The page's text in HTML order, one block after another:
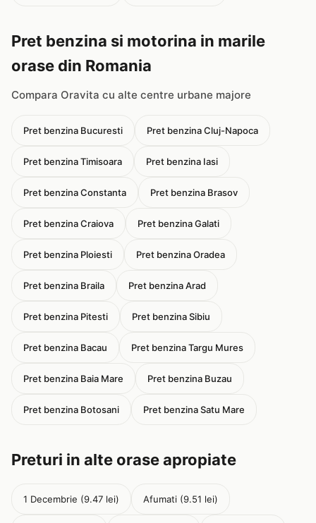
Pret benzina si motorina in marile
orase din Romania
Compara Oravita cu alte centre urbane majore
Pret benzina Bucuresti Pret benzina Cluj-Napoca
Pret benzina Timisoara Pret benzina Iasi
Pret benzina Constanta Pret benzina Brasov
Pret benzina Craiova Pret benzina Galati
Pret benzina Ploiesti Pret benzina Oradea
Pret benzina Braila Pret benzina Arad
Pret benzina Pitesti Pret benzina Sibiu
Pret benzina Bacau Pret benzina Targu Mures
Pret benzina Baia Mare Pret benzina Buzau
Pret benzina Botosani Pret benzina Satu Mare
Preturi in alte orase apropiate
1 Decembrie (9.47 lei) Afumati (9.51 lei)